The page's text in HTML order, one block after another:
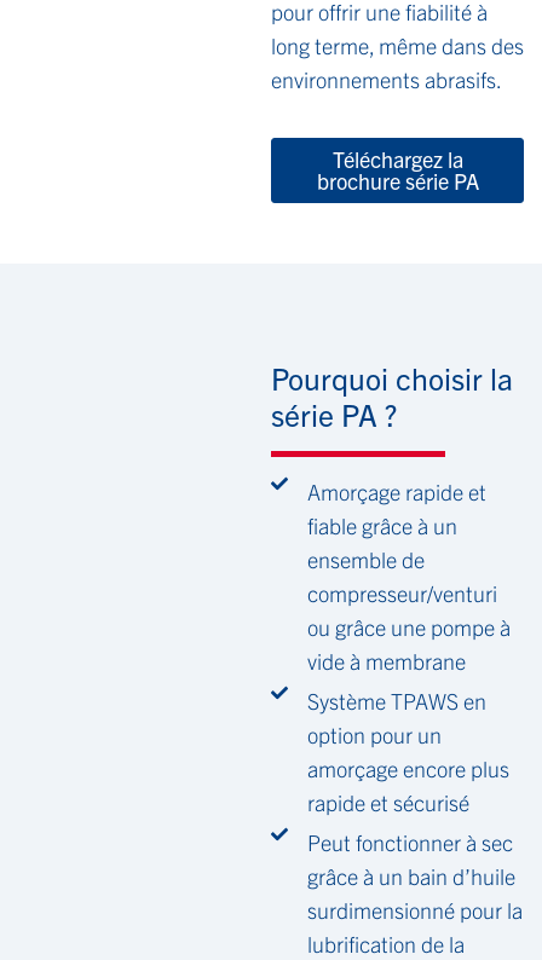
pour offrir une fiabilité à
long terme, même dans des
environnements abrasifs.
Téléchargez la
brochure série PA
Pourquoi choisir la
série PA ?
Amorçage rapide et
fiable grâce à un
ensemble de
compresseur/venturi
ou grâce une pompe à
vide à membrane
Système TPAWS en
option pour un
amorçage encore plus
rapide et sécurisé
Peut fonctionner à sec
grâce à un bain d’huile
surdimensionné pour la
lubrification de la